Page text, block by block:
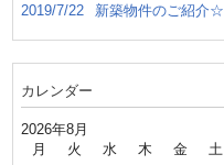
2019/7/22 新築物件のご紹介☆
カレンダー
2026年8月
月 火 水 木 金 土